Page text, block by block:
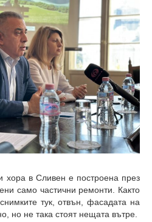
м
в
р
и
4
,
2
0
2
4
хора в Сливен е построена през
само частични ремонти. Както
тук, отвън, фасадата на
но не така стоят нещата вътре.